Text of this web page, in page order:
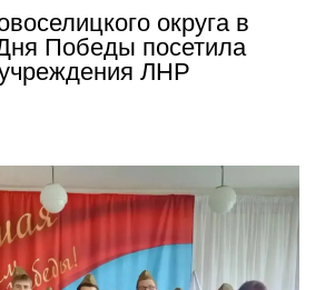
округа в
Победы посетила
ЛНР